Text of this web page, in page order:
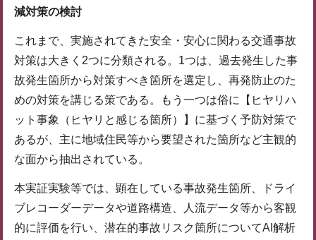
減対策の検討
これまで、実施されてきた安全・安心に関わる交通事故
対策は大きく2つに分類される。1つは、過去発生した事
故発生箇所から対策すべき箇所を選定し、再発防止のた
めの対策を講じる策である。もう一つは俗に【ヒヤリハ
ット事象（ヒヤリと感じる箇所）】に基づく予防対策で
あるが、主に地域住民等から要望された箇所など主観的
な面から抽出されている。
本実証実験等では、顕在している事故発生箇所、ドライ
ブレコーダーデータや道路構造、人流データ等から客観
的に評価を行い、潜在的事故リスク箇所についてAI解析